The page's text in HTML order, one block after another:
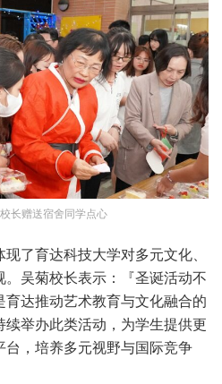
长赠送宿舍同学点心
了育达科技大学对多元文化、
吴菊校长表示：『圣诞活动不
达推动艺术教育与文化融合的
举办此类活动，为学生提供更
，培养多元视野与国际竞争